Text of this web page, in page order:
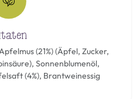
(21%) (Äpfel, Zucker,
Sonnenblumenöl,
(4%), Brantweinessig